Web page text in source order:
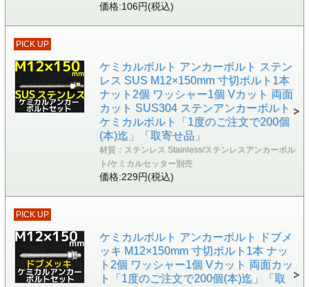
価格:106円(税込)
PICK UP
ケミカルボルト アンカーボルト ステン
レス SUS M12×150mm 寸切ボルト1本
ナット2個 ワッシャー1個 Vカット 両面
カット SUS304 ステンアンカーボルト
ケミカルボルト「1度のご注文で200個
(本)迄」「取寄せ品」
材質：ステンレス Stainless/ステンレスアンカーボル
ト/ケミカルセッター別売
価格:229円(税込)
PICK UP
ケミカルボルト アンカーボルト ドブメ
ッキ M12×150mm 寸切ボルト1本 ナッ
ト2個 ワッシャー1個 Vカット 両面カッ
ト「1度のご注文で200個(本)迄」「取